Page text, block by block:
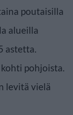
poutaisilla
alueilla
astetta.
pohjoista.
levitä vielä